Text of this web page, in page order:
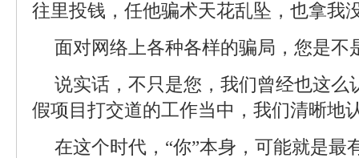
往里投钱，任他骗术天花乱坠，也拿
面对网络上各种各样的骗局，您是不
说实话，不只是您，我们曾经也这么
假项目打交道的工作当中，我们清晰地
在这个时代，“你”本身，可能就是最